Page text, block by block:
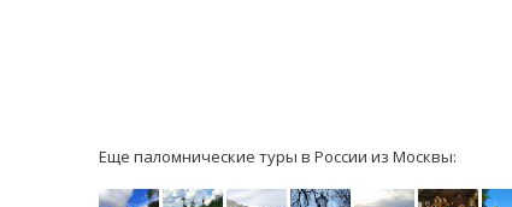
Еще паломнические туры в России из Москвы: